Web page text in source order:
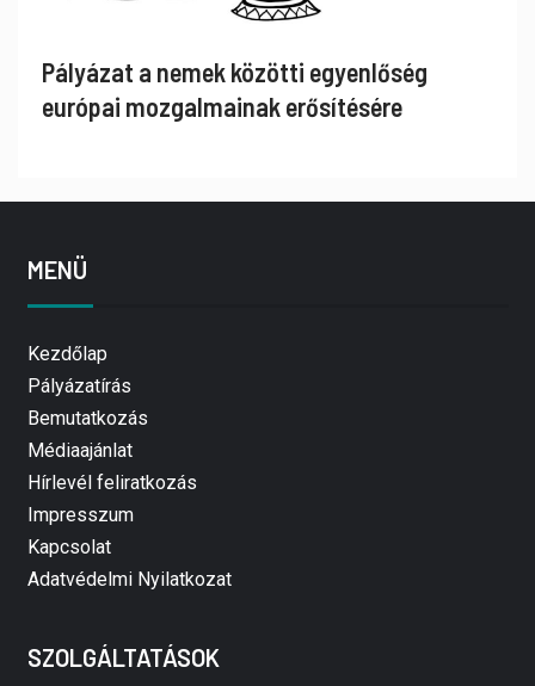
Pályázat a nemek közötti egyenlőség
európai mozgalmainak erősítésére
MENÜ
Kezdőlap
Pályázatírás
Bemutatkozás
Médiaajánlat
Hírlevél feliratkozás
Impresszum
Kapcsolat
Adatvédelmi Nyilatkozat
SZOLGÁLTATÁSOK